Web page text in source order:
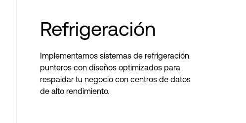
Refrigeración
Implementamos sistemas de refrigeración
punteros con diseños optimizados para
respaldar tu negocio con centros de datos
de alto rendimiento.